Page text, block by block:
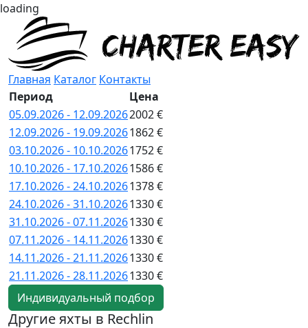
loading
Главная Каталог Контакты
Период
Цена
05.09.2026 - 12.09.20262002 €
12.09.2026 - 19.09.20261862 €
03.10.2026 - 10.10.20261752 €
10.10.2026 - 17.10.20261586 €
17.10.2026 - 24.10.20261378 €
24.10.2026 - 31.10.20261330 €
31.10.2026 - 07.11.20261330 €
07.11.2026 - 14.11.20261330 €
14.11.2026 - 21.11.20261330 €
21.11.2026 - 28.11.20261330 €
Индивидуальный подбор
Другие яхты в Rechlin